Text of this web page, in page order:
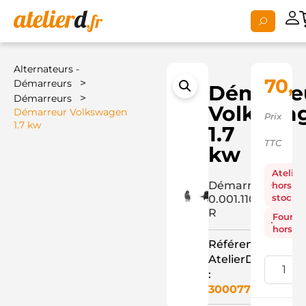
Alternateurs -
Démarreurs
>
Démarreurs >
Démarreur Volkswagen
1.7 kw
1.7
kw
Démarreur
0.001.110.031-
R
Référence
AtelierD
:
3000773
Prix
TTC
Atelier
hors
stock
hors